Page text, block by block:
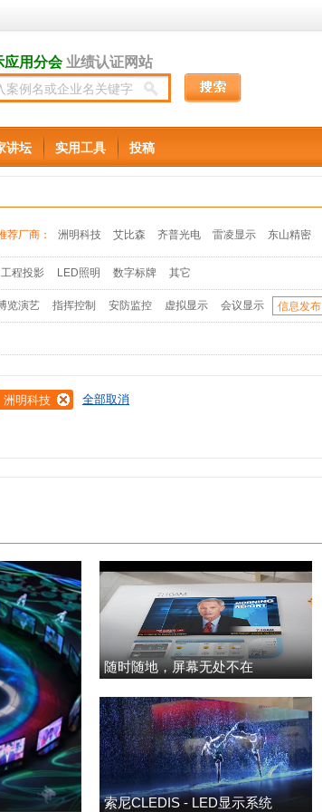
应用分会业绩认证网站
讲坛 实用工具 投稿
荐厂商： 洲明科技 艾比森 齐普光电 雷凌显示 东山精密
工程投影 LED照明 数字标牌 其它
览演艺 指挥控制 安防监控 虚拟显示 会议显示 信息发布
洲明科技 全部取消
随时随地，屏幕无处不在
索尼CLEDIS - LED显示系统